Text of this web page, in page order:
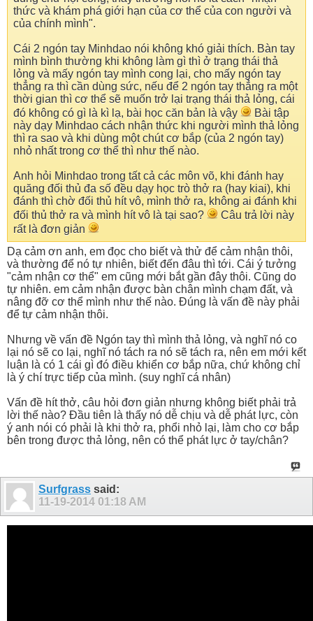
thức và khám phá giới hạn của cơ thể của con người và
của chính mình".
Cái 2 ngón tay Minhdao nói không khó giải thích. Bàn tay
mình bình thường khi không làm gì thì ở trạng thái thả
lỏng và mấy ngón tay mình cong lại, cho mấy ngón tay
thẳng ra thì cần dùng sức, nếu để 2 ngón tay thẳng ra một
thời gian thì cơ thể sẽ muốn trở lại trạng thái thả lỏng, cái
đó không có gì là kì lạ, bài học căn bản là vậy
Bài tập
này dạy Minhdao cách nhận thức khi người mình thả lỏng
thì ra sao và khi dùng một chút cơ bắp (của 2 ngón tay)
nhỏ nhất trong cơ thể thì như thế nào.
Anh hỏi Minhdao trong tất cả các môn võ, khi đánh hay
quăng đối thủ đa số đều dạy học trò thở ra (hay kiai), khi
đánh thì chờ đối thủ hít vô, mình thở ra, không ai đánh khi
đối thủ thở ra và mình hít vô là tại sao?
Câu trả lời này
rất là đơn giản
Dạ cảm ơn anh, em đọc cho biết và thử để cảm nhận thôi,
và thường để nó tự nhiên, biết đến đâu thì tới. Cái ý tưởng
"cảm nhận cơ thể" em cũng mới bắt gần đây thôi. Cũng do
tự nhiên. em cảm nhận được bàn chân mình chạm đất, và
nâng đỡ cơ thể mình như thế nào. Đúng là vấn đề này phải
để tự cảm nhận thôi.
Nhưng về vấn đề Ngón tay thì mình thả lỏng, và nghĩ nó co
lại nó sẽ co lại, nghĩ nó tách ra nó sẽ tách ra, nên em mới kết
luận là có 1 cái gì đó điều khiển cơ bắp nữa, chứ không chỉ
là ý chí trực tiếp của mình. (suy nghĩ cá nhân)
Vấn đề hít thở, câu hỏi đơn giản nhưng không biết phải trả
lời thế nào? Đầu tiên là thấy nó dễ chịu và dễ phát lực, còn
ý anh nói có phải là khi thở ra, phổi nhỏ lại, làm cho cơ bắp
bên trong được thả lỏng, nên có thể phát lực ở tay/chân?
Surfgrass said:
11-19-2014 01:18 AM